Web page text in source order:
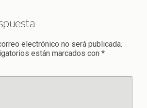
electrónico no será publicada.
están marcados con *